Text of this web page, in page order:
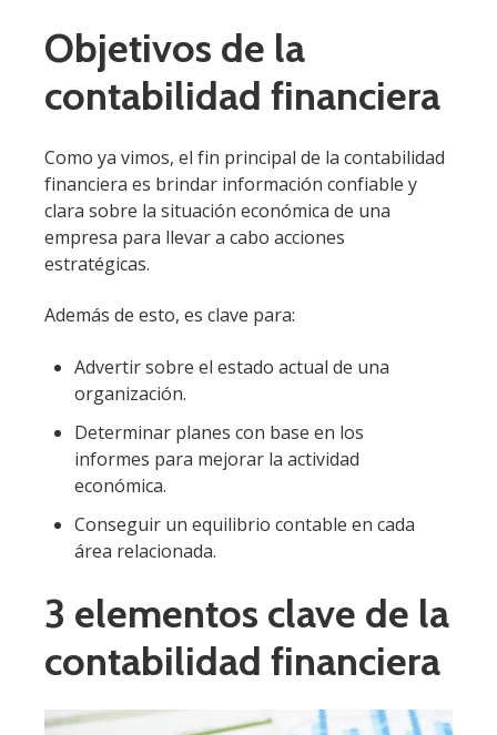
Objetivos de la
contabilidad financiera
Como ya vimos, el fin principal de la contabilidad
financiera es brindar información confiable y
clara sobre la situación económica de una
empresa para llevar a cabo acciones
estratégicas.
Además de esto, es clave para:
Advertir sobre el estado actual de una
organización.
Determinar planes con base en los
informes para mejorar la actividad
económica.
Conseguir un equilibrio contable en cada
área relacionada.
3 elementos clave de la
contabilidad financiera